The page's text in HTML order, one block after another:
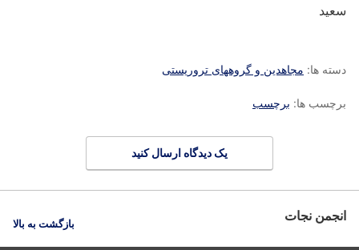
سعید
دسته ها: مجاهدین و گروههای تروریستی
برچسب ها: برچسب
یک دیدگاه ارسال کنید
انجمن نجات بازگشت به بالا